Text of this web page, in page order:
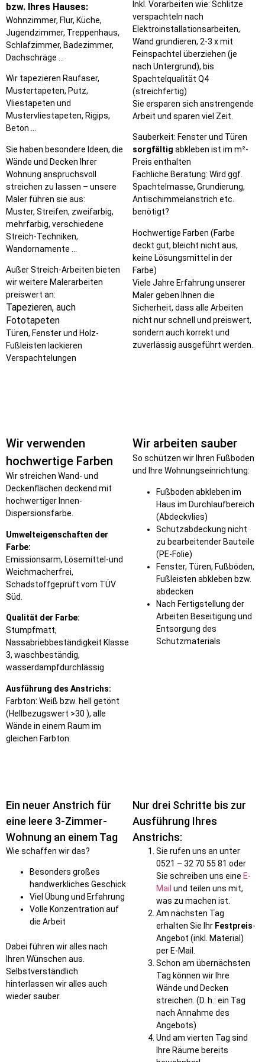
bzw. Ihres Hauses:
Wohnzimmer, Flur, Küche,
Jugendzimmer, Treppenhaus,
Schlafzimmer, Badezimmer,
Dachschräge …
Wir tapezieren Raufaser,
Mustertapeten, Putz,
Vliestapeten und
Mustervliestapeten, Rigips,
Beton …
Sie haben besondere Ideen, die
Wände und Decken Ihrer
Wohnung anspruchsvoll
streichen zu lassen – unsere
Maler führen sie aus:
Muster, Streifen, zweifarbig,
mehrfarbig, verschiedene
Streich-Techniken,
Wandornamente …
Außer Streich-Arbeiten bieten
wir weitere Malerarbeiten
preiswert an:
Tapezieren, auch
Fototapeten
Türen, Fenster und Holz-
Fußleisten lackieren
Verspachtelungen
Inkl. Vorarbeiten wie: Schlitze
verspachteln nach
Elektroinstallationsarbeiten,
Wand grundieren, 2-3 x mit
Feinspachtel überziehen (je
nach Untergrund), bis
Spachtelqualität Q4
(streichfertig)
Sie ersparen sich anstrengende
Arbeit und sparen viel Zeit.
Sauberkeit: Fenster und Türen
sorgfältig abkleben ist im m²-
Preis enthalten
Fachliche Beratung: Wird ggf.
Spachtelmasse, Grundierung,
Antischimmelanstrich etc.
benötigt?
Hochwertige Farben (Farbe
deckt gut, bleicht nicht aus,
keine Lösungsmittel in der
Farbe)
Viele Jahre Erfahrung unserer
Maler geben Ihnen die
Sicherheit, dass alle Arbeiten
nicht nur schnell und preiswert,
sondern auch korrekt und
zuverlässig ausgeführt werden.
Wir verwenden
hochwertige Farben
Wir streichen Wand- und
Deckenflächen deckend mit
hochwertiger Innen-
Dispersionsfarbe.
Umwelteigenschaften der
Farbe:
Emissionsarm, Lösemittel-und
Weichmacherfrei,
Schadstoffgeprüft vom TÜV
Süd.
Qualität der Farbe:
Stumpfmatt,
Nassabriebbeständigkeit Klasse
3, waschbeständig,
wasserdampfdurchlässig
Ausführung des Anstrichs:
Farbton: Weiß bzw. hell getönt
(Hellbezugswert >30 ), alle
Wände in einem Raum im
gleichen Farbton.
Wir arbeiten sauber
So schützen wir Ihren Fußboden
und Ihre Wohnungseinrichtung:
Fußboden abkleben im
Haus im Durchlaufbereich
(Abdeckvlies)
Schutzabdeckung nicht
zu bearbeitender Bauteile
(PE-Folie)
Fenster, Türen, Fußböden,
Fußleisten abkleben bzw.
abdecken
Nach Fertigstellung der
Arbeiten Beseitigung und
Entsorgung des
Schutzmaterials
Ein neuer Anstrich für
eine leere 3-Zimmer-
Wohnung an einem Tag
Wie schaffen wir das?
Besonders großes
handwerkliches Geschick
Viel Übung und Erfahrung
Volle Konzentration auf
die Arbeit
Dabei führen wir alles nach
Ihren Wünschen aus.
Selbstverständlich
hinterlassen wir alles auch
wieder sauber.
Nur drei Schritte bis zur
Ausführung Ihres
Anstrichs:
Sie rufen uns an unter
0521 – 32 70 55 81 oder
Sie schreiben uns eine E-
Mail und teilen uns mit,
was zu machen ist.
Am nächsten Tag
erhalten Sie Ihr Festpreis-
Angebot (inkl. Material)
per E-Mail.
Schon am übernächsten
Tag können wir Ihre
Wände und Decken
streichen. (D. h.: ein Tag
nach Annahme des
Angebots)
Und am vierten Tag sind
Ihre Räume bereits